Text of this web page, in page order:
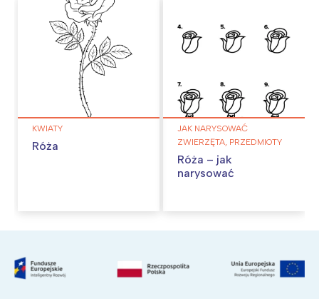
KWIATY
Róża
JAK NARYSOWAĆ
ZWIERZĘTA, PRZEDMIOTY
Róża – jak
narysować